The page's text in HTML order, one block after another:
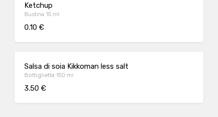
Ketchup
Bustina 15 ml
0.10 €
Salsa di soia Kikkoman less salt
Bottiglietta 150 ml
3.50 €